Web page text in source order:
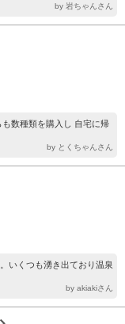
by 岩ちゃんさん
数種類を購入し 自宅に帰
by とくちゃんさん
いくつも湧き出ており温泉
by akiakiさん